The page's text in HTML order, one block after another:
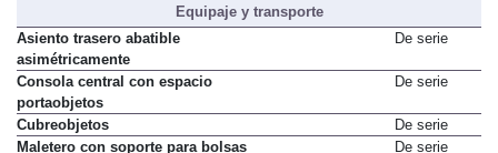
Equipaje y transporte
Asiento trasero abatible
asimétricamente
Consola central con espacio
portaobjetos
Cubreobjetos
De serie